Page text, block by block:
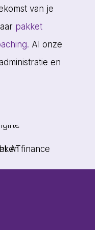
van je
pakket
Al onze
en